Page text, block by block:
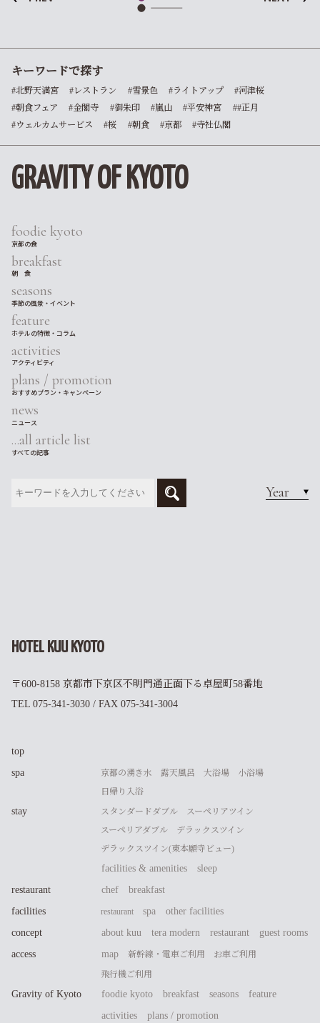
キーワードで探す
#北野天満宮 #レストラン #雪景色 #ライトアップ
#河津桜
#朝食フェア
#金閣寺 #御朱印 #嵐山 #平安神宮
##正月
#ウェルカムサービス
#桜 #朝食 #京都 #寺社仏閣
GRAVITY OF KYOTO
Year
foodie kyoto
京都の食
breakfast
朝 食
seasons
季節の風景・イベント
feature
ホテルの特徴・コラム
activities
アクティビティ
plans / promotion
おすすめプラン・キャンペーン
news
ニュース
...all article list
すべての記事
HOTEL KUU KYOTO
〒600-8158 京都市下京区不明門通正面下る卓屋町58番地
TEL 075-341-3030 / FAX 075-341-3004
top
spa
京都の湧き水 露天風呂 大浴場
小浴場
日帰り入浴
stay スタンダードダブル
スーペリアツイン
スーペリアダブル
デラックスツイン
デラックスツイン(東本願寺ビュー)
facilities & amenities
sleep
restaurant
chef
breakfast
facilities
restaurant spa
other facilities
concept
about kuu tera modern restaurant
guest rooms
access
map 新幹線・電車ご利用
お車ご利用
飛行機ご利用
Gravity of Kyoto foodie kyoto breakfast seasons
feature
activities
plans / promotion